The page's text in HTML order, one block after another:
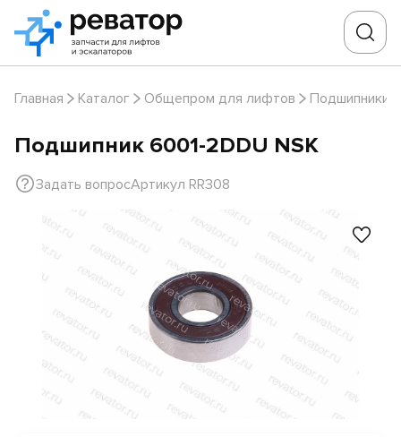
Главная Каталог Общепром для лифтов Подшипники
Подшипник 6001-2DDU NSK
Задать вопросАртикул RR308